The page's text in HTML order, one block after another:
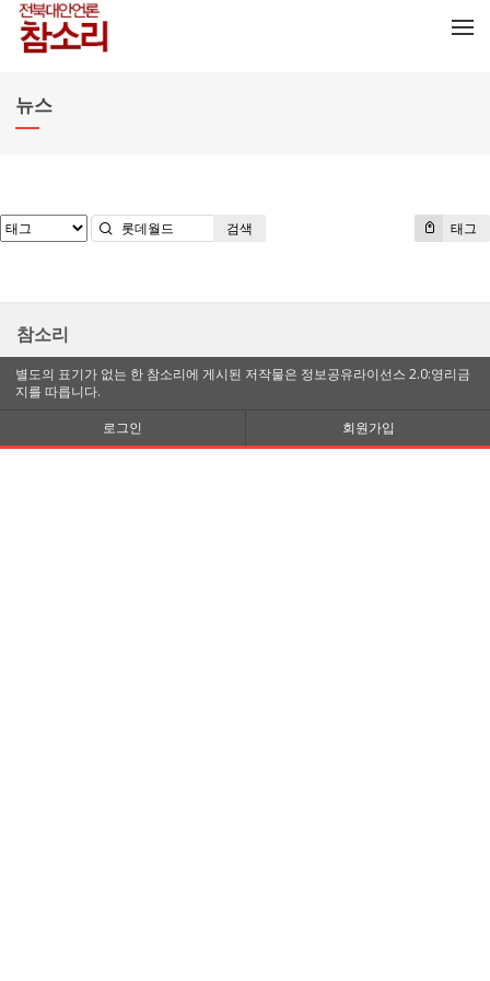
뉴스
태그
검색
참소리
별도의 표기가 없는 한 참소리에 게시된 저작물은 정보공유라이선스 2.0:영리금
지를 따릅니다.
로그인
회원가입